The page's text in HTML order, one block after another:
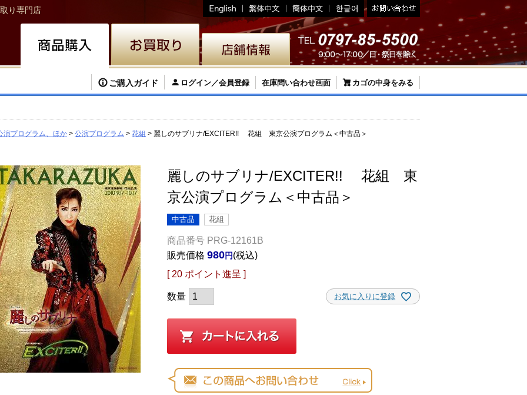
り専門店
ご購入ガイド ログイン／会員登録 在庫問い合わせ画面 カゴの中身をみる
演プログラム、ほか 公演プログラム 花組 麗しのサブリナ/EXCITER!! 花組 東京公演プログラム＜中古品＞
麗しのサブリナ/EXCITER!! 花組 東
京公演プログラム＜中古品＞
中古品 花組
商品番号 PRG-12161B
販売価格 980
税込
[ 20 ポイント進呈 ]
お気に入りに登録